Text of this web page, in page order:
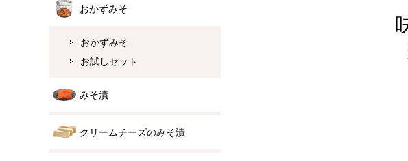
おかずみそ
おかずみそ
お試しセット
みそ漬
クリームチーズのみそ漬